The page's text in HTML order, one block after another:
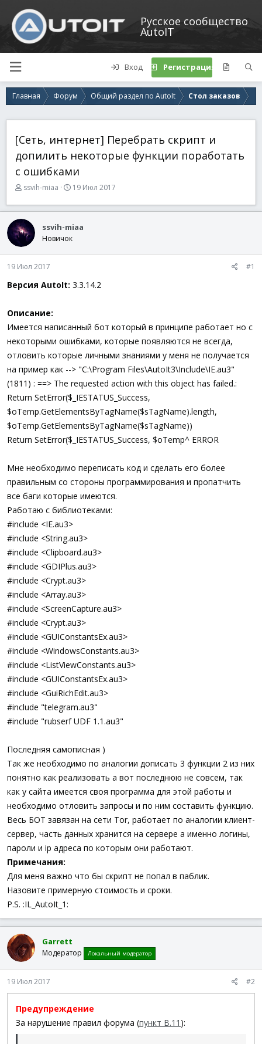
Русское сообщество
AutoIT
Вход Регистрация
Главная Форум Общий раздел по AutoIt Стол заказов
[Сеть, интернет] Перебрать скрипт и
допилить некоторые функции поработать
с ошибками
А
т
о
р
т
е
ы
ssvih-miaa
Д
т
н
а
а
19 Июл 2017
ssvih-miaa
Новичок
19 Июл 2017 #1
Версия AutoIt: 3.3.14.2
Описание:
Имеется написанный бот который в принципе работает но с
некоторыми ошибками, которые появляются не всегда,
отловить которые личными знаниями у меня не получается
на пример как --> "C:\Program Files\AutoIt3\Include\IE.au3"
(1811) : ==> The requested action with this object has failed.:
Return SetError($_IESTATUS_Success,
$oTemp.GetElementsByTagName($sTagName).length,
$oTemp.GetElementsByTagName($sTagName))
Return SetError($_IESTATUS_Success, $oTemp^ ERROR
Мне необходимо переписать код и сделать его более
правильным со стороны программирования и пропатчить
все баги которые имеются.
Работаю с библиотеками:
#include <IE.au3>
#include <String.au3>
#include <Clipboard.au3>
#include <GDIPlus.au3>
#include <Crypt.au3>
#include <Array.au3>
#include <ScreenCapture.au3>
#include <Crypt.au3>
#include <GUIConstantsEx.au3>
#include <WindowsConstants.au3>
#include <ListViewConstants.au3>
#include <GUIConstantsEx.au3>
#include <GuiRichEdit.au3>
#include "telegram.au3"
#include "rubserf UDF 1.1.au3"
Последняя самописная )
Так же необходимо по аналогии дописать 3 функции 2 из них
понятно как реализовать а вот последнюю не совсем, так
как у сайта имеется своя программа для этой работы и
необходимо отловить запросы и по ним составить функцию.
Весь БОТ завязан на сети Tor, работает по аналогии клиент-
сервер, часть данных хранится на сервере а именно логины,
пароли и ip адреса по которым они работают.
Примечания:
Для меня важно что бы скрипт не попал в паблик.
Назовите примерную стоимость и сроки.
P.S. :IL_AutoIt_1:
Garrett
Модератор Локальный модератор
19 Июл 2017 #2
Предупреждение
За нарушение правил форума (пункт В.11 ):